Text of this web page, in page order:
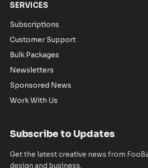
SERVICES
Subscriptions
Customer Support
Bulk Packages
Newsletters
Sponsored News
Work With Us
Subscribe to Updates
Get the latest creative news from
design and business.